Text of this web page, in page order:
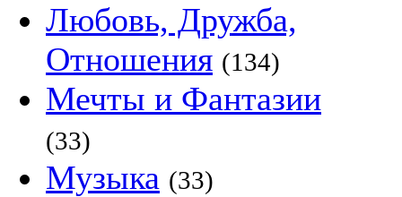
Любовь, Дружба,
Отношения (134)
Мечты и Фантазии
(33)
Музыка (33)